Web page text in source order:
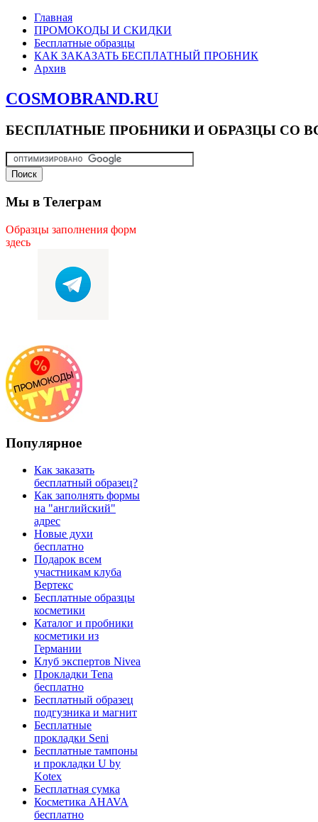
Главная
ПРОМОКОДЫ И СКИДКИ
Бесплатные образцы
КАК ЗАКАЗАТЬ БЕСПЛАТНЫЙ ПРОБНИК
Архив
COSMOBRAND.RU
БЕСПЛАТНЫЕ ПРОБНИКИ И ОБРАЗЦЫ СО
Мы в Телеграм
Образцы заполнения форм
здесь
Популярное
Как заказать
бесплатный образец?
Как заполнять формы
на "английский"
адрес
Новые духи
бесплатно
Подарок всем
участникам клуба
Вертекс
Бесплатные образцы
косметики
Каталог и пробники
косметики из
Германии
Клуб экспертов Nivea
Прокладки Tena
бесплатно
Бесплатный образец
подгузника и магнит
Бесплатные
прокладки Seni
Бесплатные тампоны
и прокладки U by
Kotex
Бесплатная сумка
Косметика AHAVA
бесплатно